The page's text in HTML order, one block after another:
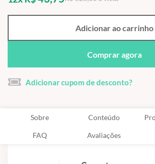
Adicionar ao carrinho
Comprar agora
Adicionar cupom de desconto?
Sobre Conteúdo
FAQ Avaliações